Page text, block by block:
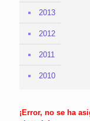
2013
2012
2011
2010
¡Error, no se ha